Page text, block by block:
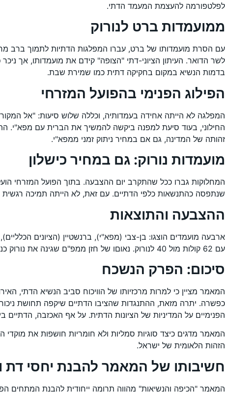
לפלטפורמה להעצמת המעמד הדתי.
ממועמדות ברט לנורוק
עם הסרת מועמדותו של ברט, עברו המפלגות הדתיות לתמוך ברב
לשר הדואר. העיתון הציוני-דתי "הצופה" קידם את מועמדותו,
בדמות הנשיא במקום בחקיקה דתית כמו שמירת שבת.
הפילוג הפנימי בהפועל המזרחי
המפלגה לא הייתה אחידה בעמדותיה, וכללה שלוש סיעות: "אל
החילוני, בעוד סיעת למפנה ביקשה להמשיך את הברית עם מפא"י.
זהותה של המדינה, גם אם במחיר ניתוק זמני ממפא"י.
מועמדות נורוק: גם במחיר כישלון
המחלוקות גברו ככל שהתקרב יום ההצבעה. בתוך הפועל המזרחי
שנתפסה כהתנשאות כלפי הדתיים. עם זאת, לא הייתה תמיכה רגשית
ההצבעה והתוצאות
ארבעה מועמדים הוצגו: בן-צבי (מפא"י), ברנשטיין (הציונים
עם 62 קולות מול 40 לנורוק. נאוםו של חזן ממפ"ם שגינה את נורוק כנציג "הבורגנות והפאשיזם היהודי" עורר סערה, ונורוק ניסה להרגיע את הרוחות בטענה כי עצם מועמדותו הייתה ניצחון מוסרי לדת.
סיכום: הפרק הנשכח
המאמר מציין כי למרות מרכזיותו של הוויכוח סביב הנשיא הדתי,
כפשרה. יתרה מזאת, ההתנגדות שהציבו הדתיים שיקפה תחושת
הפנימיים על המדיניות של הציונות הדתית. על אף האכזבה,
המאמר מדגים כיצד סוגיות סמליות ולא חומריות חושפות את מוקדי
הזהות הלאומית של ישראל.
חשיבותו של המאמר להבנת יחסי דת